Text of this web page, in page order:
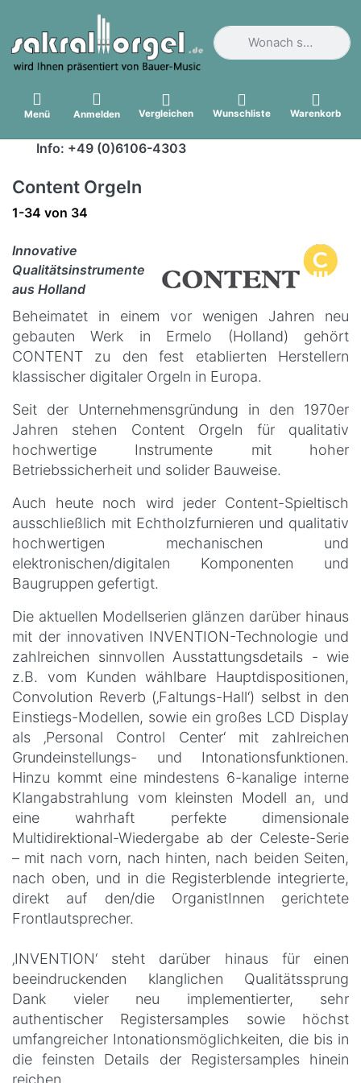
Geben Sie einen
Menü Anmelden Vergleichen Wunschliste Warenkorb
Info: +49 (0)6106-4303
Content Orgeln
Suchergebnisse:
1-34 von 34
Innovative
Qualitätsinstrumente
aus Holland
Beheimatet in einem vor wenigen Jahren neu
gebauten Werk in Ermelo (Holland) gehört
CONTENT zu den fest etablierten Herstellern
klassischer digitaler Orgeln in Europa.
Seit der Unternehmensgründung in den 1970er
Jahren stehen Content Orgeln für qualitativ
hochwertige Instrumente mit hoher
Betriebssicherheit und solider Bauweise.
Auch heute noch wird jeder Content-Spieltisch
ausschließlich mit Echtholzfurnieren und qualitativ
hochwertigen mechanischen und
elektronischen/digitalen Komponenten und
Baugruppen gefertigt.
Die aktuellen Modellserien glänzen darüber hinaus
mit der innovativen INVENTION-Technologie und
zahlreichen sinnvollen Ausstattungsdetails - wie
z.B. vom Kunden wählbare Hauptdispositionen,
Convolution Reverb (‚Faltungs-Hall‘) selbst in den
Einstiegs-Modellen, sowie ein großes LCD Display
als ‚Personal Control Center‘ mit zahlreichen
Grundeinstellungs- und Intonationsfunktionen.
Hinzu kommt eine mindestens 6-kanalige interne
Klangabstrahlung vom kleinsten Modell an, und
eine wahrhaft perfekte dimensionale
Multidirektional-Wiedergabe ab der Celeste-Serie
– mit nach vorn, nach hinten, nach beiden Seiten,
nach oben, und in die Registerblende integrierte,
direkt auf den/die OrganistInnen gerichtete
Frontlautsprecher.
‚INVENTION‘ steht darüber hinaus für einen
beeindruckenden klanglichen Qualitätssprung
Dank vieler neu implementierter, sehr
authentischer Registersamples sowie höchst
umfangreicher Intonationsmöglichkeiten, die bis in
die feinsten Details der Registersamples hinein
reichen.